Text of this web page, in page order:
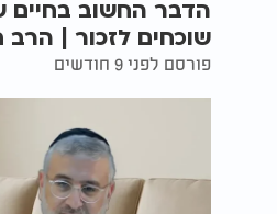
הדבר החשוב בחיים
שוכחים לזכור | הרב
פורסם לפני 9 חודשים